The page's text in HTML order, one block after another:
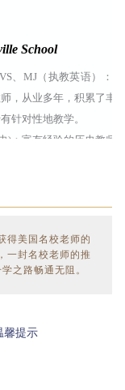
School
、MJ（执教英语）：
，从业多年，积累了丰
针对性地教学。
)：富有经验的历史教师
语）：老师多年从事SAT
得美国名校老师的
一封名校老师的推
之路畅通无阻。
馨提示